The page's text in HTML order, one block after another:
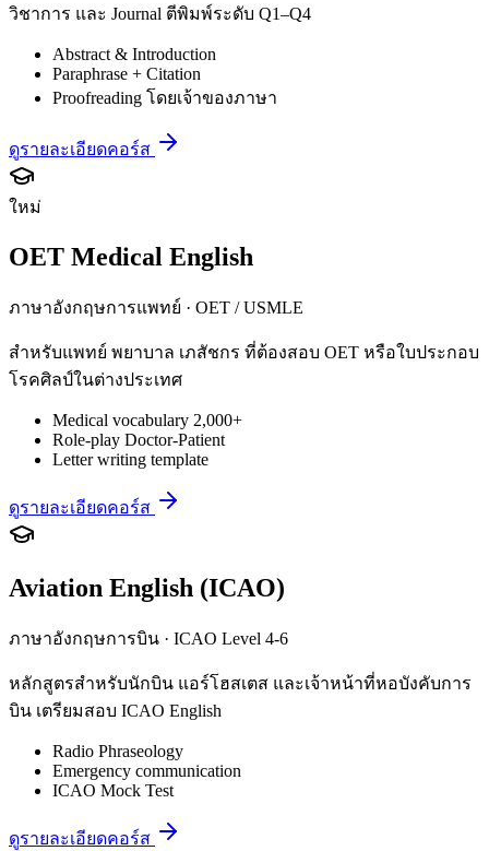
วิชาการ และ Journal ตีพิมพ์ระดับ Q1–Q4
Abstract & Introduction
Paraphrase + Citation
Proofreading โดยเจ้าของภาษา
ดูรายละเอียดคอร์ส
ใหม่
OET Medical English
ภาษาอังกฤษการแพทย์ · OET / USMLE
สำหรับแพทย์ พยาบาล เภสัชกร ที่ต้องสอบ OET หรือใบประกอบ
โรคศิลป์ในต่างประเทศ
Medical vocabulary 2,000+
Role-play Doctor-Patient
Letter writing template
ดูรายละเอียดคอร์ส
Aviation English (ICAO)
ภาษาอังกฤษการบิน · ICAO Level 4-6
หลักสูตรสำหรับนักบิน แอร์โฮสเตส และเจ้าหน้าที่หอบังคับการ
บิน เตรียมสอบ ICAO English
Radio Phraseology
Emergency communication
ICAO Mock Test
ดูรายละเอียดคอร์ส